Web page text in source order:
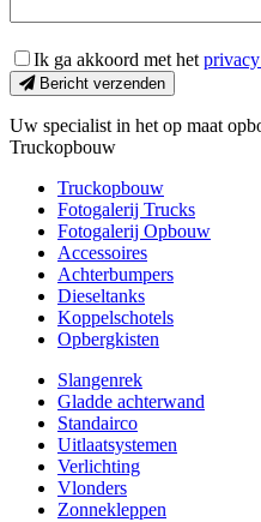
Ik ga akkoord met hetprivacy
Bericht verzenden
Uw specialist in het op maat
Truckopbouw
Truckopbouw
Fotogalerij Trucks
Fotogalerij Opbouw
Accessoires
Achterbumpers
Dieseltanks
Koppelschotels
Opbergkisten
Slangenrek
Gladde achterwand
Standairco
Uitlaatsystemen
Verlichting
Vlonders
Zonnekleppen